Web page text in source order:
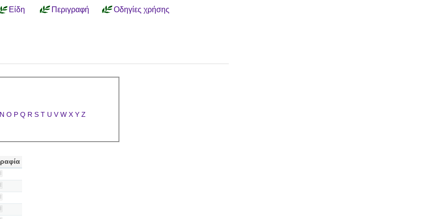
Είδη Περιγραφή Οδηγίες χρήσης
O P Q R S T U V W X Y Z